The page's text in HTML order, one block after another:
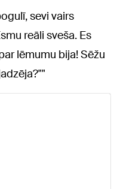
sevi vairs
reāli sveša. Es
lēmumu bija! Sēžu